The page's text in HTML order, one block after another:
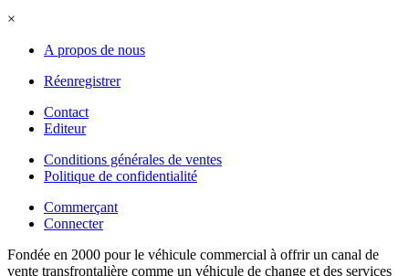
×
A propos de nous
Réenregistrer
Contact
Editeur
Conditions générales de ventes
Politique de confidentialité
Commerçant
Connecter
Fondée en 2000 pour le véhicule commercial à offrir un canal de
vente transfrontalière comme un véhicule de change et des services